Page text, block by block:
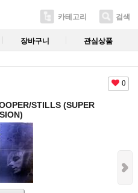
카테고리 검색
장바구니 관심상품
0
STILLS (SUPER